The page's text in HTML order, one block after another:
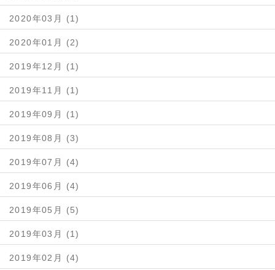
2020年03月 (1)
2020年01月 (2)
2019年12月 (1)
2019年11月 (1)
2019年09月 (1)
2019年08月 (3)
2019年07月 (4)
2019年06月 (4)
2019年05月 (5)
2019年03月 (1)
2019年02月 (4)